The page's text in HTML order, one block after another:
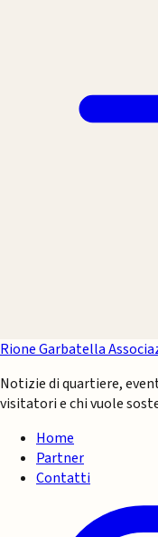
Rione Garbatella
Notizie di quartiere,
visitatori e chi vuole
Home
Partner
Contatti